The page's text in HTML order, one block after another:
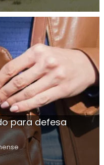
para defesa